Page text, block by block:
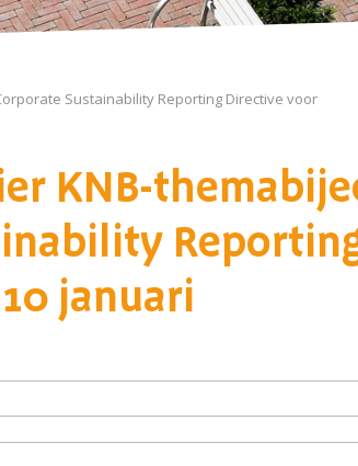
Sustainability Reporting Directive voor
KNB-
januari